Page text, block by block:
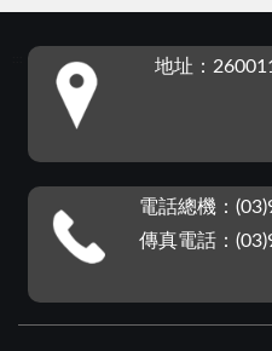
地址：
電話總機：
傳真電話：